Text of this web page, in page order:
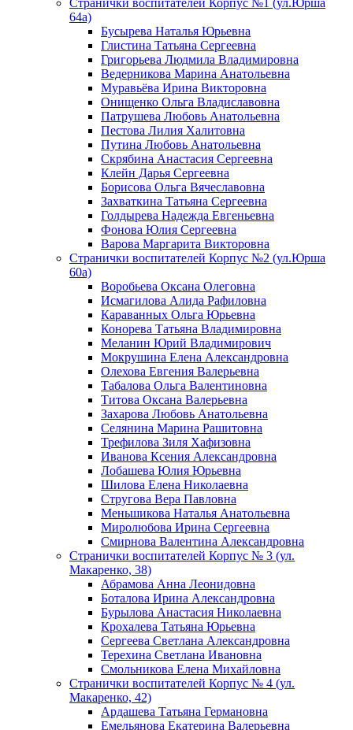
Странички воспитателей Корпус №1 (ул.Юрша
64а)
Бусырева Наталья Юрьевна
Глистина Татьяна Сергеевна
Григорьева Людмила Владимировна
Ведерникова Марина Анатольевна
Муравьёва Ирина Викторовна
Онищенко Ольга Владиславовна
Патрушева Любовь Анатольевна
Пестова Лилия Халитовна
Путина Любовь Анатольевна
Скрябина Анастасия Сергеевна
Клейн Дарья Сергеевна
Борисова Ольга Вячеславовна
Захваткина Татьяна Сергеевна
Голдырева Надежда Евгеньевна
Фонова Юлия Сергеевна
Варова Маргарита Викторовна
Странички воспитателей Корпус №2 (ул.Юрша
60а)
Воробьева Оксана Олеговна
Исмагилова Алида Рафиловна
Караванных Ольга Юрьевна
Конорева Татьяна Владимировна
Меланин Юрий Владимирович
Мокрушина Елена Александровна
Олехова Евгения Валерьевна
Табалова Ольга Валентиновна
Титова Оксана Валерьевна
Захарова Любовь Анатольевна
Селянина Марина Рашитовна
Трефилова Зиля Хафизовна
Иванова Ксения Александровна
Лобашева Юлия Юрьевна
Шилова Елена Николаевна
Стругова Вера Павловна
Меньшикова Наталья Анатольевна
Миролюбова Ирина Сергеевна
Смирнова Валентина Александровна
Странички воспитателей Корпус № 3 (ул.
Макаренко, 38)
Абрамова Анна Леонидовна
Боталова Ирина Александровна
Бурылова Анастасия Николаевна
Крохалева Татьяна Юрьевна
Сергеева Светлана Александровна
Терехина Светлана Ивановна
Смольникова Елена Михайловна
Странички воспитателей Корпус № 4 (ул.
Макаренко, 42)
Ардашева Татьяна Германовна
Емельянова Екатерина Валерьевна